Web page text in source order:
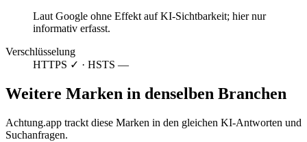
Laut Google ohne Effekt auf KI-Sichtbarkeit; hier nur
informativ erfasst.
Verschlüsselung
HTTPS ✓ · HSTS —
Weitere Marken in denselben Branchen
Achtung.app trackt diese Marken in den gleichen KI-Antworten und
Suchanfragen.